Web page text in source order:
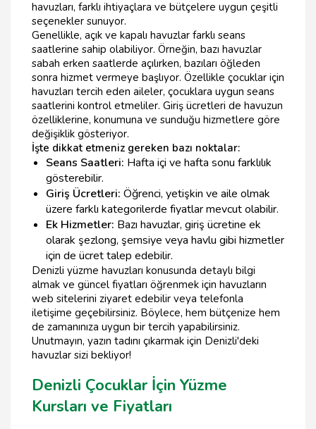
havuzları, farklı ihtiyaçlara ve bütçelere uygun çeşitli
seçenekler sunuyor.
Genellikle, açık ve kapalı havuzlar farklı seans
saatlerine sahip olabiliyor. Örneğin, bazı havuzlar
sabah erken saatlerde açılırken, bazıları öğleden
sonra hizmet vermeye başlıyor. Özellikle çocuklar için
havuzları tercih eden aileler, çocuklara uygun seans
saatlerini kontrol etmeliler. Giriş ücretleri de havuzun
özelliklerine, konumuna ve sunduğu hizmetlere göre
değişiklik gösteriyor.
İşte dikkat etmeniz gereken bazı noktalar:
Seans Saatleri: Hafta içi ve hafta sonu farklılık
gösterebilir.
Giriş Ücretleri: Öğrenci, yetişkin ve aile olmak
üzere farklı kategorilerde fiyatlar mevcut olabilir.
Ek Hizmetler: Bazı havuzlar, giriş ücretine ek
olarak şezlong, şemsiye veya havlu gibi hizmetler
için de ücret talep edebilir.
Denizli yüzme havuzları konusunda detaylı bilgi
almak ve güncel fiyatları öğrenmek için havuzların
web sitelerini ziyaret edebilir veya telefonla
iletişime geçebilirsiniz. Böylece, hem bütçenize hem
de zamanınıza uygun bir tercih yapabilirsiniz.
Unutmayın, yazın tadını çıkarmak için Denizli'deki
havuzlar sizi bekliyor!
Denizli Çocuklar İçin Yüzme
Kursları ve Fiyatları